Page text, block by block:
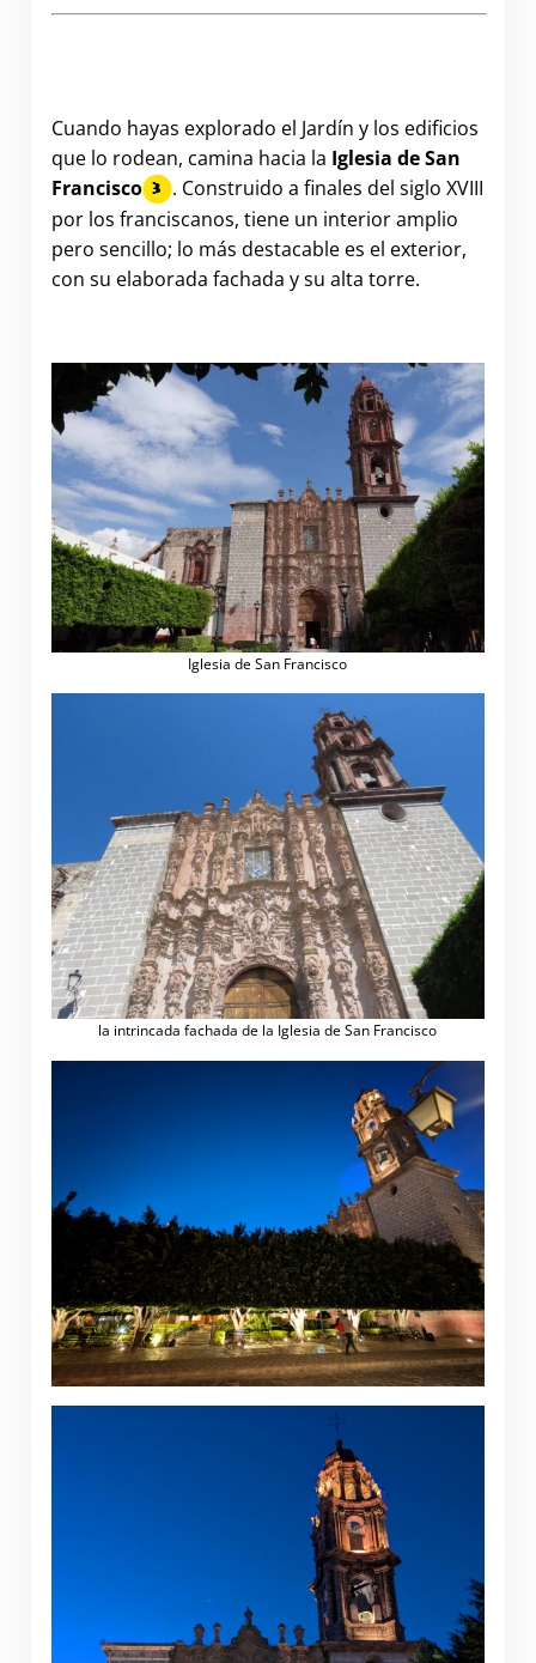
Cuando hayas explorado el Jardín y los edificios
que lo rodean, camina hacia la Iglesia de San
Francisco
. Construido a finales del siglo XVIII
por los franciscanos, tiene un interior amplio
pero sencillo; lo más destacable es el exterior,
con su elaborada fachada y su alta torre.
Iglesia de San Francisco
la intrincada fachada de la Iglesia de San Francisco